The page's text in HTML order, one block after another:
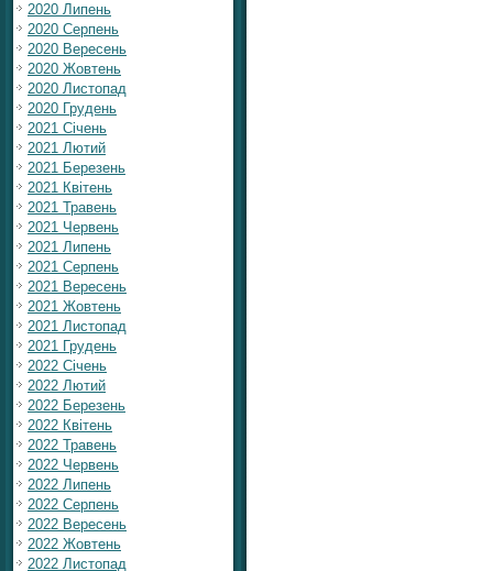
2020 Липень
2020 Серпень
2020 Вересень
2020 Жовтень
2020 Листопад
2020 Грудень
2021 Січень
2021 Лютий
2021 Березень
2021 Квітень
2021 Травень
2021 Червень
2021 Липень
2021 Серпень
2021 Вересень
2021 Жовтень
2021 Листопад
2021 Грудень
2022 Січень
2022 Лютий
2022 Березень
2022 Квітень
2022 Травень
2022 Червень
2022 Липень
2022 Серпень
2022 Вересень
2022 Жовтень
2022 Листопад